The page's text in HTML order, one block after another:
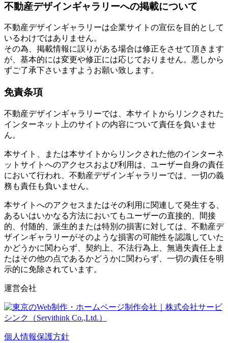
不動産デザインギャラリーへの掲載について
不動産デザインギャラリーは企業サイトの宣伝を目的として
いるわけではありません。
その為、掲載情報に誤りがある場合は修正をさせて頂きます
が、基本的には変更や修正には応じておりません。悪しから
ずご了承下さいますようお願い致します。
免責条項
不動産デザインギャラリーでは、本サイトからリンクされた
インターネット上のサイトの内容について責任を負いませ
ん。
本サイト、または本サイトからリンクされた他のインターネ
ットサイトへのアクセスおよび利用は、ユーザー自身の責任
において行われ、不動産デザインギャラリーでは、一切の義
務も責任も負いません。
本サイトへのアクセスまたはその利用に関連して発生する、
あるいはいかなる方法においてもユーザーの直接的、間接
的、付随的、派生的または特別の損害に対しては、不動産デ
ザインギャラリーがそのような損害の可能性を認識していた
かどうかに関わらず、契約上、不法行為上、無過失責任上ま
たはその他の点であるかどうかに関わらず、一切の責任を明
示的に免除されています。
運営会社
個人情報保護方針